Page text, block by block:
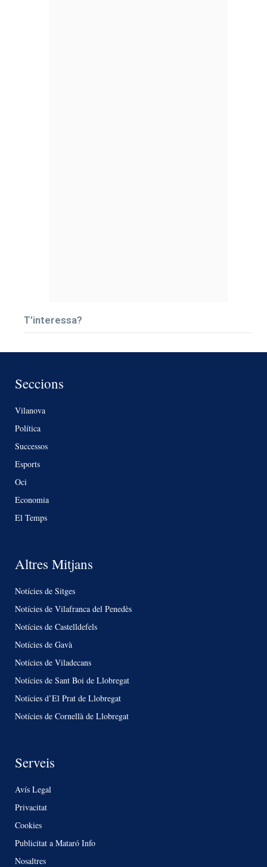
T’interessa?
Seccions
Vilanova
Política
Successos
Esports
Oci
Economia
El Temps
Altres Mitjans
Notícies de Sitges
Notícies de Vilafranca del Penedès
Notícies de Castelldefels
Notícies de Gavà
Notícies de Viladecans
Notícies de Sant Boi de Llobregat
Notícies d’El Prat de Llobregat
Notícies de Cornellà de Llobregat
Serveis
Avís Legal
Privacitat
Cookies
Publicitat a Mataró Info
Nosaltres